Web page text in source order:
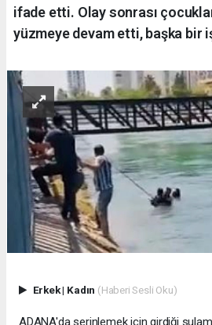
ifade etti. Olay sonrası
yüzmeye devam etti, başka bir
Erkek| Kadın (Haberi Sesli Oku)
ADANA'da serinlemek için girdiği